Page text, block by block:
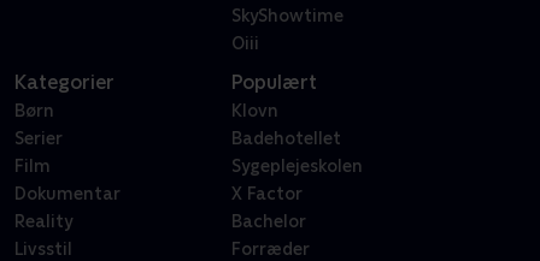
SkyShowtime
Oiii
Kategorier
Børn
Serier
Film
Dokumentar
Reality
Livsstil
Populært
Klovn
Badehotellet
Sygeplejeskolen
X Factor
Bachelor
Forræder